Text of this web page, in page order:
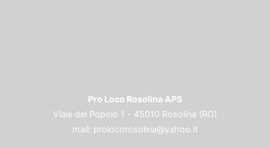
Pro Loco Rosolina APS
Viale del Popolo 1 - 45010 Rosolina (RO)
mail: prolocorosolina@yahoo.it